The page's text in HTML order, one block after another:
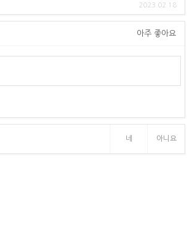
2023.02.18
아주 좋아요
네 아니요